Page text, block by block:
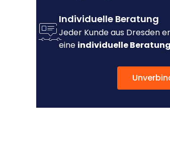
Individuelle Beratung
Jeder Kunde aus Dresden
eine individuelle